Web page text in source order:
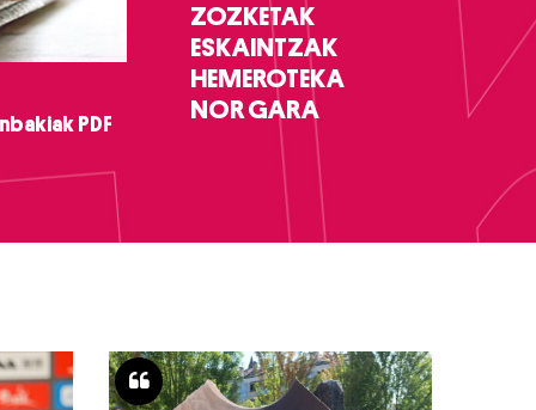
PDF
ZOZKETAK
ESKAINTZAK
HEMEROTEKA
NOR GARA